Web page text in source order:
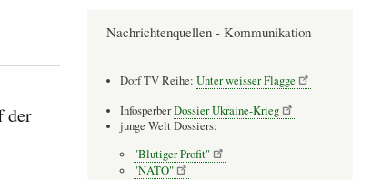
der
Nachrichtenquellen - Kommunikation
Dorf TV Reihe: Unter weisser Flagge
InfosperberDossier Ukraine-Krieg
junge Welt Dossiers:
"Blutiger Profit"
"NATO"